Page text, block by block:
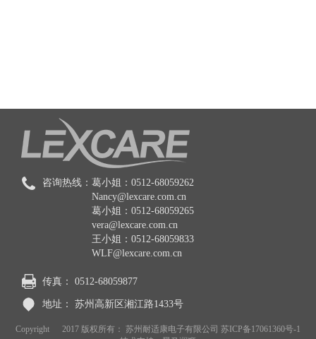
咨询热线： 葛小姐：0512-68059262
Nancy@lexcare.com.cn
葛小姐：0512-68059265
vera@lexcare.com.cn
王小姐：0512-68059833
WLF@lexcare.com.cn
传真： 0512-68059877
地址： 苏州高新区湘江路1433号
Copyright © 2017 版权所有： 苏州耐适康电子有限公司 苏ICP备17061360号-1